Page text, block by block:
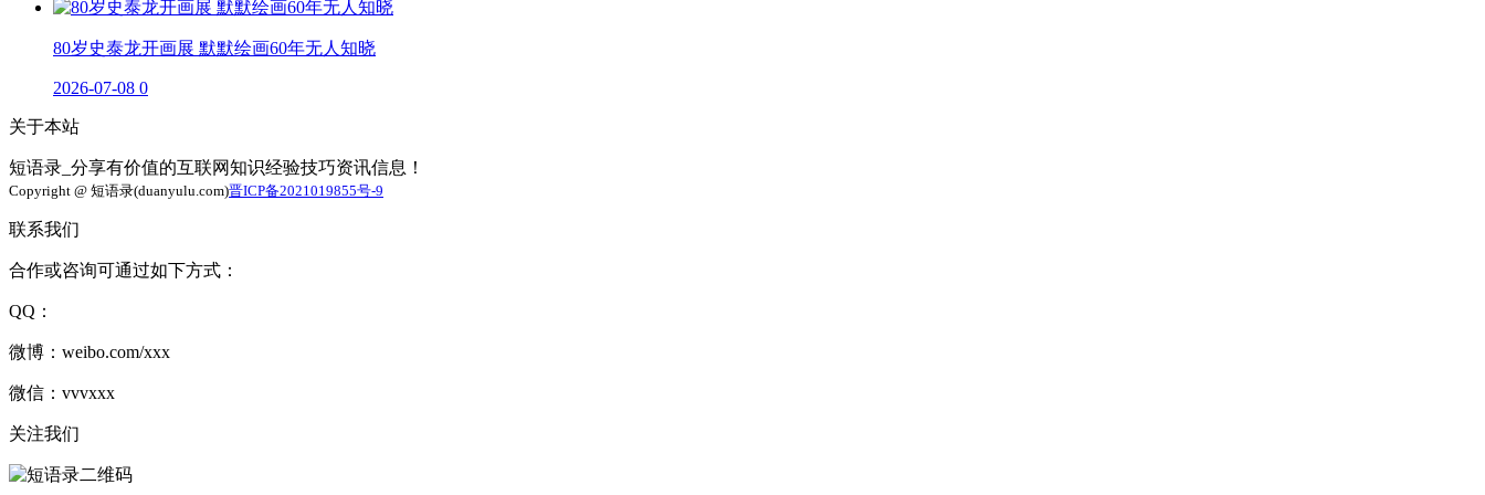
80岁史泰龙开画展 默默绘画60年无人知晓
2026-07-08 0
关于本站
短语录_分享有价值的互联网知识经验技巧资讯信息！
Copyright @ 短语录(duanyulu.com)晋ICP备2021019855号-9
联系我们
合作或咨询可通过如下方式：
QQ：
微博：weibo.com/xxx
微信：vvvxxx
关注我们